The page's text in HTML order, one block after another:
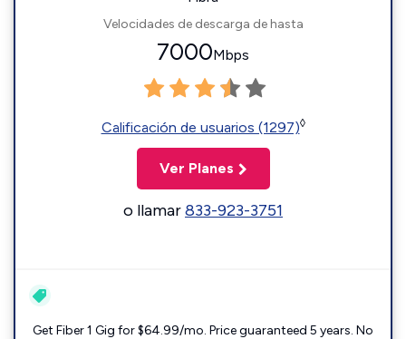
Velocidades de descarga de hasta
7000Mbps
Calificación de usuarios (1297)◊
Ver Planes
o llamar833-923-3751
Get Fiber 1 Gig for $64.99/mo. Price guaranteed 5 years. No